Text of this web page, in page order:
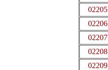
02205
02206
02207
02208
02209